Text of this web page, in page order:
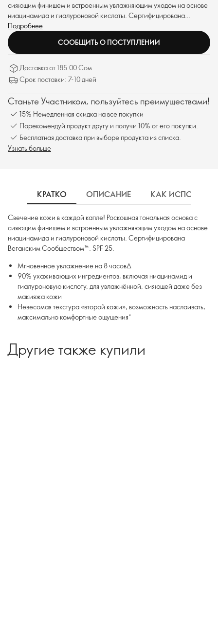
сияющим финишем и встроенным увлажняющим уходом на основе
ниацинамида и гиалуроновой кислоты. Сертифицирована
Веганским Сообществом™. SPF 25.
Подробнее
СООБЩИТЬ О ПОСТУПЛЕНИИ
Доставка от 185.00 Сом.
Срок поставки: 7-10 дней
Станьте Участником, пользуйтесь преимуществами!
15% Немедленная скидка на все покупки
Порекомендуй продукт другу и получи 10% от его покупки.
Бесплатная доставка при выборе продукта из списка.
Узнать больше
КРАТКО ОПИСАНИЕ КАК
Свечение кожи в каждой капле! Роскошная тональная основа с
сияющим финишем и встроенным увлажняющим уходом на основе
ниацинамида и гиалуроновой кислоты. Сертифицирована
Веганским Сообществом™. SPF 25.
Мгновенное увлажнение на 8 часов∆
90% ухаживающих ингредиентов, включая ниацинамид и
гиалуроновую кислоту, для увлажнённой, сияющей даже без
макияжа кожи
Невесомая текстура «второй кожи», возможность наслаивать,
макcимально комфортные ощущения*
*По результатам потребительского тестирования
Другие также купили